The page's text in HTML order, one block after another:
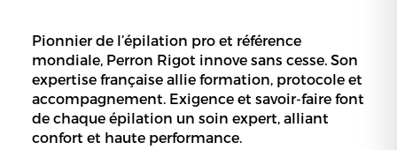
Pionnier de l’épilation pro et référence
mondiale, Perron Rigot innove sans cesse. Son
expertise française allie formation, protocole et
accompagnement. Exigence et savoir-faire font
de chaque épilation un soin expert, alliant
confort et haute performance.